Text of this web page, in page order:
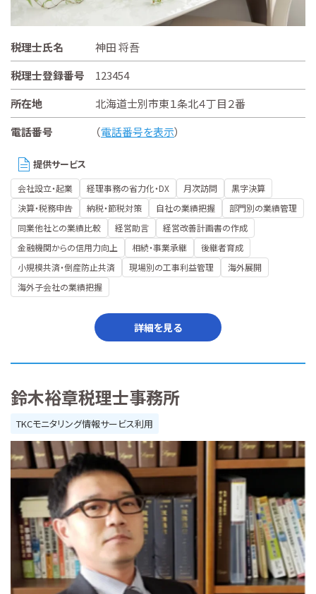
税理士氏名
神田 将吾
税理士登録番号
123454
所在地
北海道士別市東１条北４丁目２番
電話番号
（電話番号を表示）
提供サービス
会社設立・起業 経理事務の省力化・DX 月次訪問
黒字決算
決算・税務申告
納税・節税対策 自社の業績把握
部門別の業績管理
同業他社との業績比較
経営助言
経営改善計画書の作成
金融機関からの信用力向上
相続・事業承継
後継者育成
小規模共済・倒産防止共済
現場別の工事利益管理
海外展開
海外子会社の業績把握
詳細を見る
鈴木裕章税理士事務所
TKCモニタリング情報サービス利用